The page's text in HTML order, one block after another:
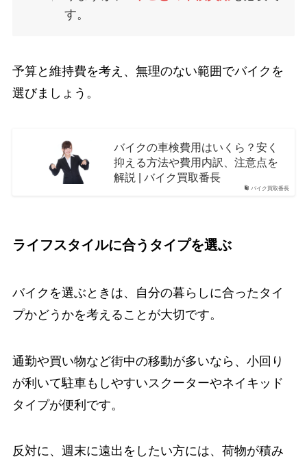
す。
予算と維持費を考え、無理のない範囲でバイクを
選びましょう。
バイク買取番長
バイクの車検費用はいくら？安く
抑える方法や費用内訳、注意点を
解説 | バイク買取番長
ライフスタイルに合うタイプを選ぶ
バイクを選ぶときは、自分の暮らしに合ったタイ
プかどうかを考えることが大切です。
通勤や買い物など街中の移動が多いなら、小回り
が利いて駐車もしやすいスクーターやネイキッド
タイプが便利です。
反対に、週末に遠出をしたい方には、荷物が積み